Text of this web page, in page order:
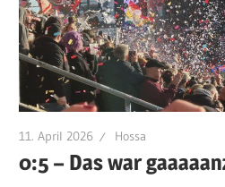
11. April 2026 Hossa
0:5 – Das war